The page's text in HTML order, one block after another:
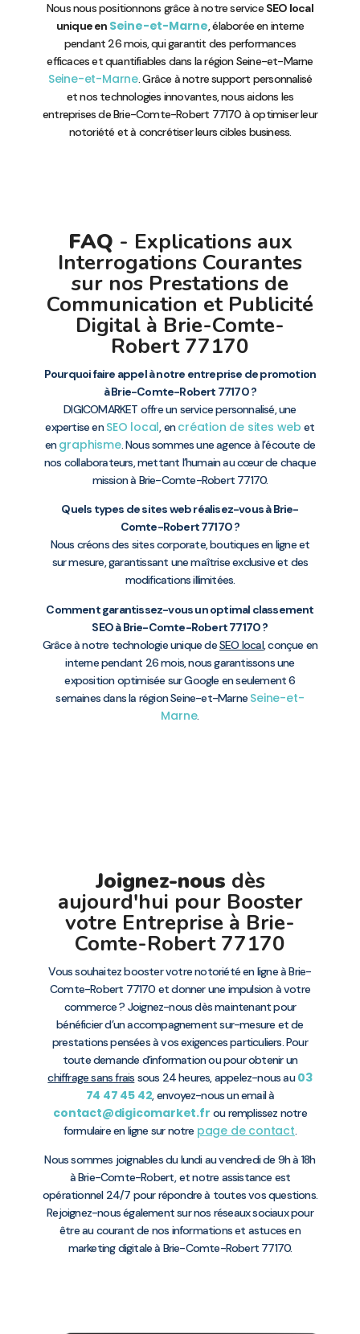
Nous nous positionnons grâce à notre service SEO local
unique en Seine-et-Marne, élaborée en interne
pendant 26 mois, qui garantit des performances
efficaces et quantifiables dans la région Seine-et-Marne
Seine-et-Marne. Grâce à notre support personnalisé
et nos technologies innovantes, nous aidons les
entreprises de Brie-Comte-Robert 77170 à optimiser leur
notoriété et à concrétiser leurs cibles business.
FAQ - Explications aux
Interrogations Courantes
sur nos Prestations de
Communication et Publicité
Digital à Brie-Comte-
Robert 77170
Pourquoi faire appel à notre entreprise de promotion
à Brie-Comte-Robert 77170 ?
DIGICOMARKET offre un service personnalisé, une
expertise enSEO local, encréation de sites web et
engraphisme. Nous sommes une agence à l’écoute de
nos collaborateurs, mettant l’humain au cœur de chaque
mission à Brie-Comte-Robert 77170.
Quels types de sites web réalisez-vous à Brie-
Comte-Robert 77170 ?
Nous créons des sites corporate, boutiques en ligne et
sur mesure, garantissant une maîtrise exclusive et des
modifications illimitées.
Comment garantissez-vous un optimal classement
SEO à Brie-Comte-Robert 77170 ?
Grâce à notre technologie unique deSEO local, conçue en
interne pendant 26 mois, nous garantissons une
exposition optimisée sur Google en seulement 6
semaines dans la région Seine-et-Marne Seine-et-
Marne.
Joignez-nous dès
aujourd'hui pour Booster
votre Entreprise à Brie-
Comte-Robert 77170
Vous souhaitez booster votre notoriété en ligne à Brie-
Comte-Robert 77170 et donner une impulsion à votre
commerce ? Joignez-nous dès maintenant pour
bénéficier d’un accompagnement sur-mesure et de
prestations pensées à vos exigences particuliers. Pour
toute demande d’information ou pour obtenir un
chiffrage sans frais sous 24 heures, appelez-nous au03
74 47 45 42, envoyez-nous un email à
contact@digicomarket.fr ou remplissez notre
formulaire en ligne sur notre page de contact.
Nous sommes joignables du lundi au vendredi de 9h à 18h
à Brie-Comte-Robert, et notre assistance est
opérationnel 24/7 pour répondre à toutes vos questions.
Rejoignez-nous également sur nos réseaux sociaux pour
être au courant de nos informations et astuces en
marketing digitale à Brie-Comte-Robert 77170.